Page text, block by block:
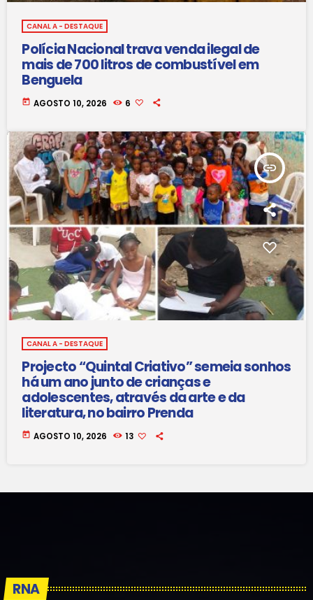
CANAL A - DESTAQUE
Polícia Nacional trava venda ilegal de
mais de 700 litros de combustível em
Benguela
today AGOSTO 10, 2026 6
insert_link
CANAL A - DESTAQUE
Projecto “Quintal Criativo” semeia sonhos
há um ano junto de crianças e
adolescentes, através da arte e da
literatura, no bairro Prenda
today AGOSTO 10, 2026 13
RNA